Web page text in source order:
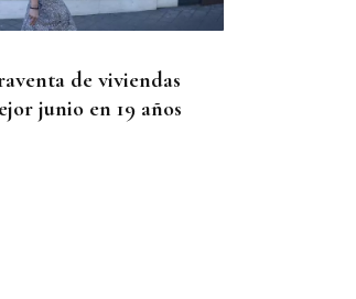
de viviendas
junio en 19 años